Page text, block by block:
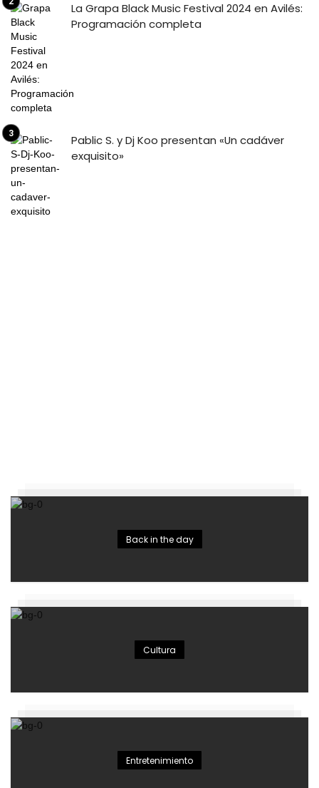
La Grapa Black Music Festival 2024 en Avilés:
Programación completa
Pablic S. y Dj Koo presentan «Un cadáver
exquisito»
Back in the day
Cultura
Entretenimiento